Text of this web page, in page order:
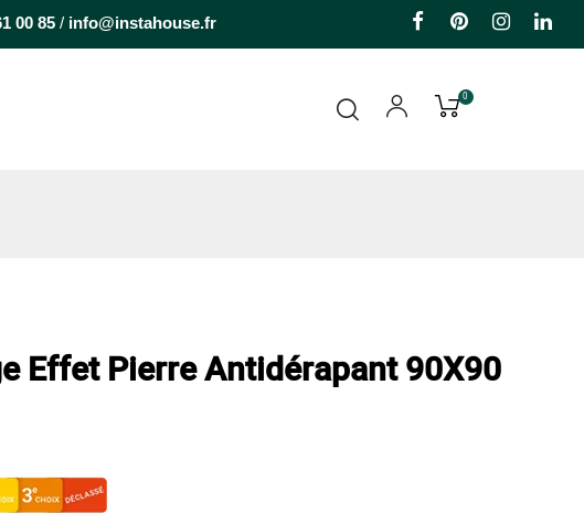
00 85 / info@instahouse.fr FacebookPinterest
0
Effet Pierre Antidérapant 90X90